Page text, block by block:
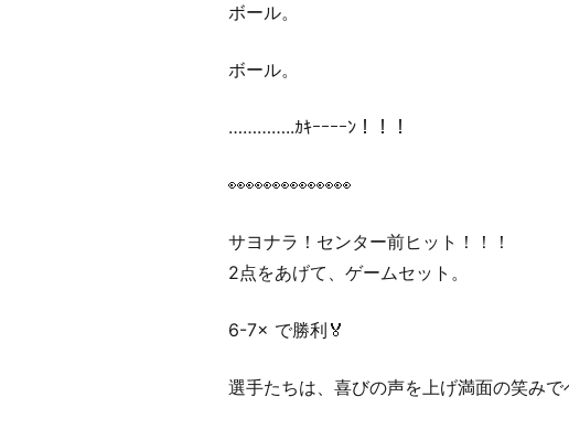
ボール。
ボール。
…………..ｶｷｰｰｰｰﾝ！！！
👀👀👀👀👀👀👀
サヨナラ！センター前ヒット！！！
2点をあげて、ゲームセット。
6-7× で勝利🏅
選手たちは、喜びの声を上げ満面の笑みで